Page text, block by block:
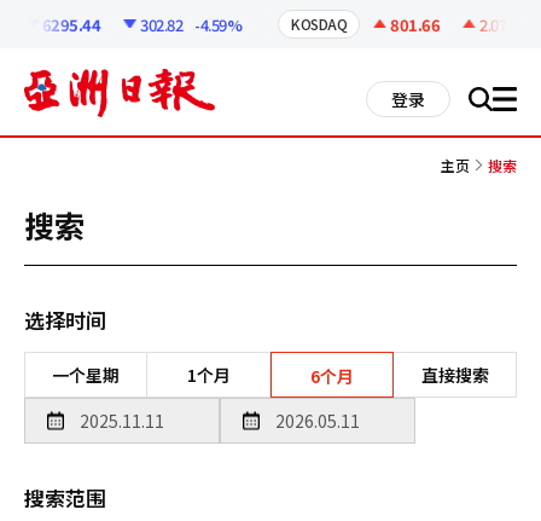
6295.44 302.82 -4.59% KOSDAQ 801.66 2.07
登录 搜 all
主页 搜索
搜索
选择时间
一个星期 1个月 6个月 直接搜索
搜索范围